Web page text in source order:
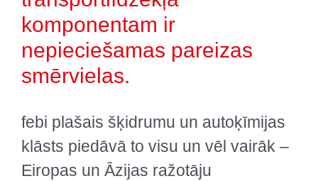
komponentam ir
nepieciešamas pareizas
smērvielas.
febi plašais šķidrumu un autoķīmijas
klāsts piedāvā to visu un vēl vairāk –
Eiropas un Āzijas ražotāju